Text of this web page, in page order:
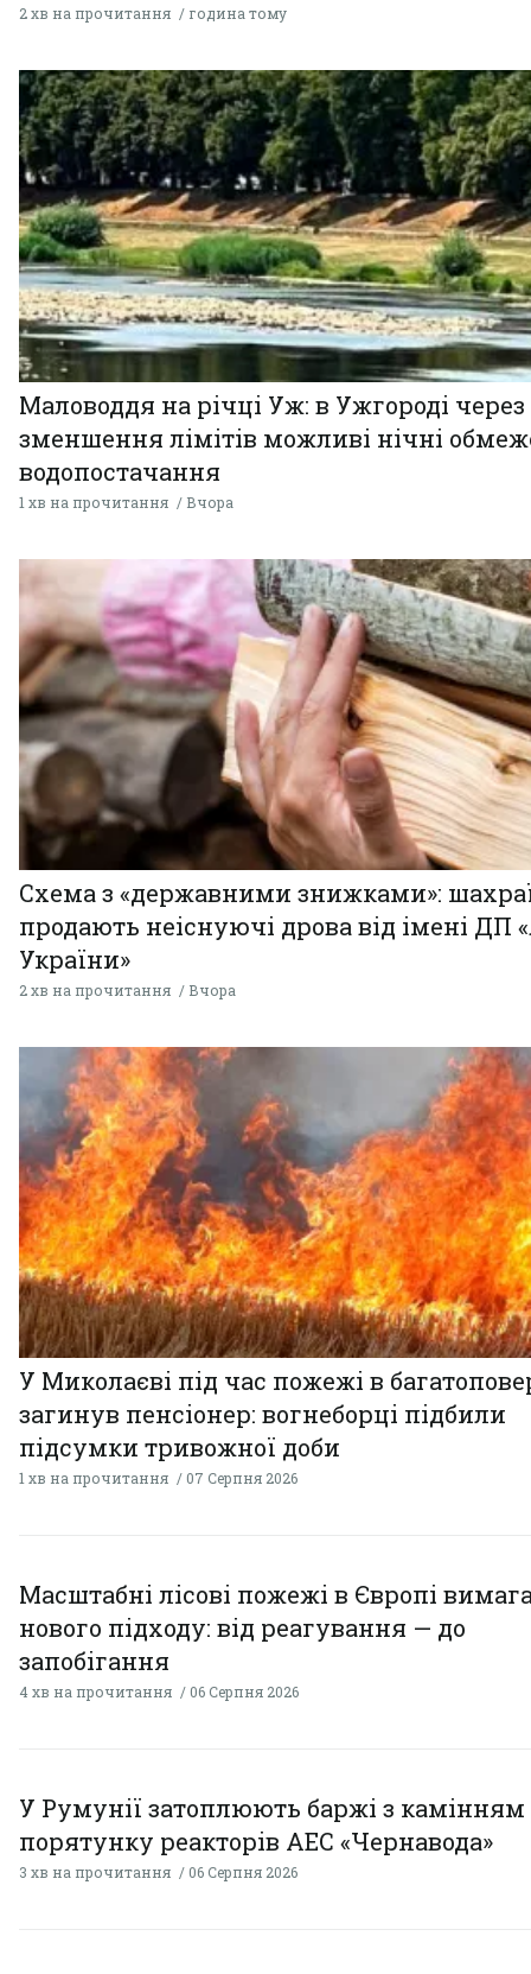
2 хв на прочитання година тому
Маловоддя на річці Уж: в Ужгороді через
зменшення лімітів можливі нічні
водопостачання
1 хв на прочитання Вчора
Схема з «державними знижками»:
продають неіснуючі дрова від імені ДП
України»
2 хв на прочитання Вчора
У Миколаєві під час пожежі в
загинув пенсіонер: вогнеборці підбили
підсумки тривожної доби
1 хв на прочитання 07 Серпня 2026
Масштабні лісові пожежі в Європі
нового підходу: від реагування — до
запобігання
4 хв на прочитання 06 Серпня 2026
У Румунії затоплюють баржі з
порятунку реакторів АЕС «Чернавода»
3 хв на прочитання 06 Серпня 2026